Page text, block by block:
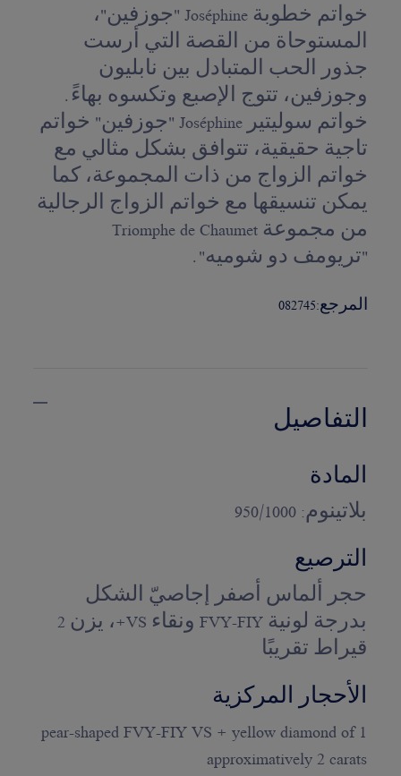
خواتم خطوبة Joséphine "جوزفين"،
المستوحاة من القصة التي أرست
جذور الحب المتبادل بين نابليون
وجوزفين، تتوج الإصبع وتكسوه بهاءً.
خواتم سوليتير Joséphine "جوزفين" خواتم
تاجية حقيقية، تتوافق بشكل مثالي مع
خواتم الزواج من ذات المجموعة، كما
يمكن تنسيقها مع خواتم الزواج الرجالية
من مجموعة Triomphe de Chaumet
"تريومف دو شوميه".
المرجع:082745
التفاصيل
المادة
بلاتينوم: 950/1000
الترصيع
حجر ألماس أصفر إجاصيّ الشكل
بدرجة لونية FVY-FIY ونقاء ‎VS+، يزن 2
قيراط تقريبًا
الأحجار المركزية
1 pear-shaped FVY-FIY VS + yellow diamond of
approximatively 2 carats